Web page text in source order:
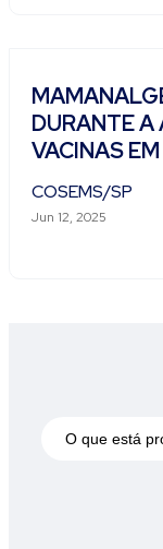
DURANTE A
VACINAS
COSEMS/SP
Jun 12, 2025